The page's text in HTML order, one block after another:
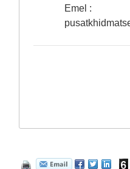
Emel :